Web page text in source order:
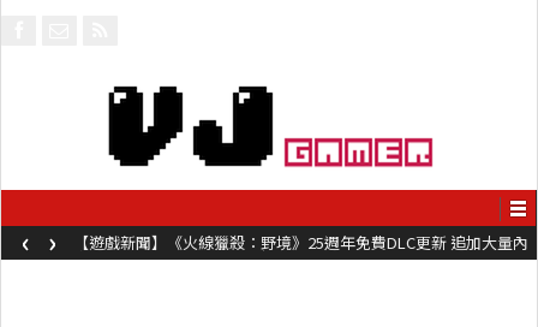
【遊戲新聞】《火線獵殺：野境》25週年免費DLC更新 追加大量內
容同時系舊作限時超平價折扣
‹ ›